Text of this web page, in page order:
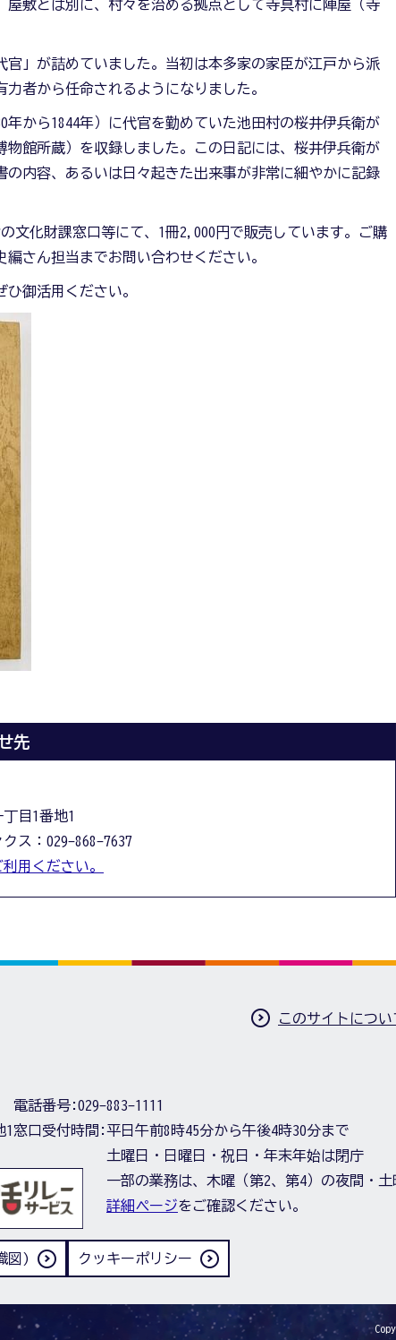
屋敷とは別に、村々を治める拠点として寺具村に陣屋（寺
官」が詰めていました。当初は本多家の家臣が江戸から派
者から任命されるようになりました。
年から1844年）に代官を勤めていた池田村の桜井伊兵衛が
物館所蔵）を収録しました。この日記には、桜井伊兵衛が
の内容、あるいは日々起きた出来事が非常に細やかに記録
文化財課窓口等にて、1冊2,000円で販売しています。ご購
さん担当までお問い合わせください。
御活用ください。
先
目1番地1
ス：029-868-7637
用ください。
このサイトについ
1
電話番号:029-883-1111
窓口受付時間:平日午前8時45分から午後4時30分まで
土曜日・日曜日・祝日・年末年始は閉庁
一部の業務は、木曜（第2、第4）の夜間・土
詳細ページをご確認ください。
図) クッキーポリシー